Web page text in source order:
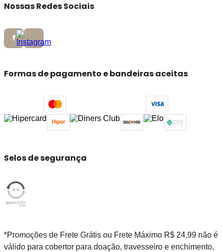
Nossas Redes Sociais
Formas de pagamento e bandeiras aceitas
Selos de segurança
*Promoções de Frete Grátis ou Frete Máximo R$ 24,99 não é
válido para cobertor para doação, travesseiro e enchimento,